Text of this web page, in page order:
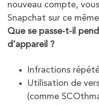
nouveau compte,
Snapchat sur ce
Que se passe-t-il
d’appareil ?
Infractions
Utilisation de
(comme